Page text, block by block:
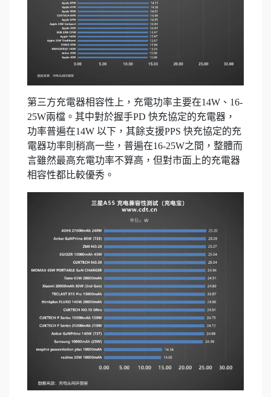
第三方充電器相容性上，充電功率主要在14W、16-
25W兩檔。其中對於握手PD 快充協定的充電器，
功率普遍在14W 以下，其餘支援PPS 快充協定的充
電器功率則稍高一些，普遍在16-25W之間，整體而
言雖然最高充電功率不算高，但對市面上的充電器
相容性都比較優秀。